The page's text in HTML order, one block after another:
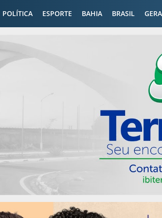
POLÍTICA ESPORTE BAHIA BRASIL